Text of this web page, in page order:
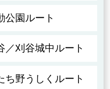
公園ルート
／刈谷城中ルート
ち野うしくルート